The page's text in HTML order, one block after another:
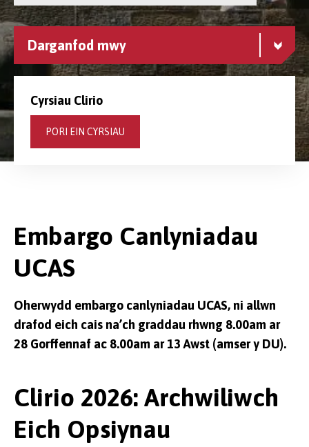
Darganfod mwy
Cyrsiau Clirio
PORI EIN CYRSIAU
Embargo Canlyniadau
UCAS
Oherwydd embargo canlyniadau UCAS, ni allwn
drafod eich cais na’ch graddau rhwng 8.00am ar
28 Gorffennaf ac 8.00am ar 13 Awst (amser y DU).
Clirio 2026: Archwiliwch
Eich Opsiynau